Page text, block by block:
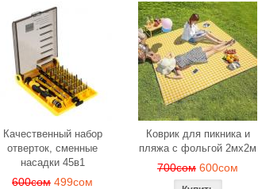
Качественный набор
отверток, сменные
насадки 45в1
600сом 499сом
Коврик для пикника и
пляжа с фольгой 2мх2м
700сом 600сом